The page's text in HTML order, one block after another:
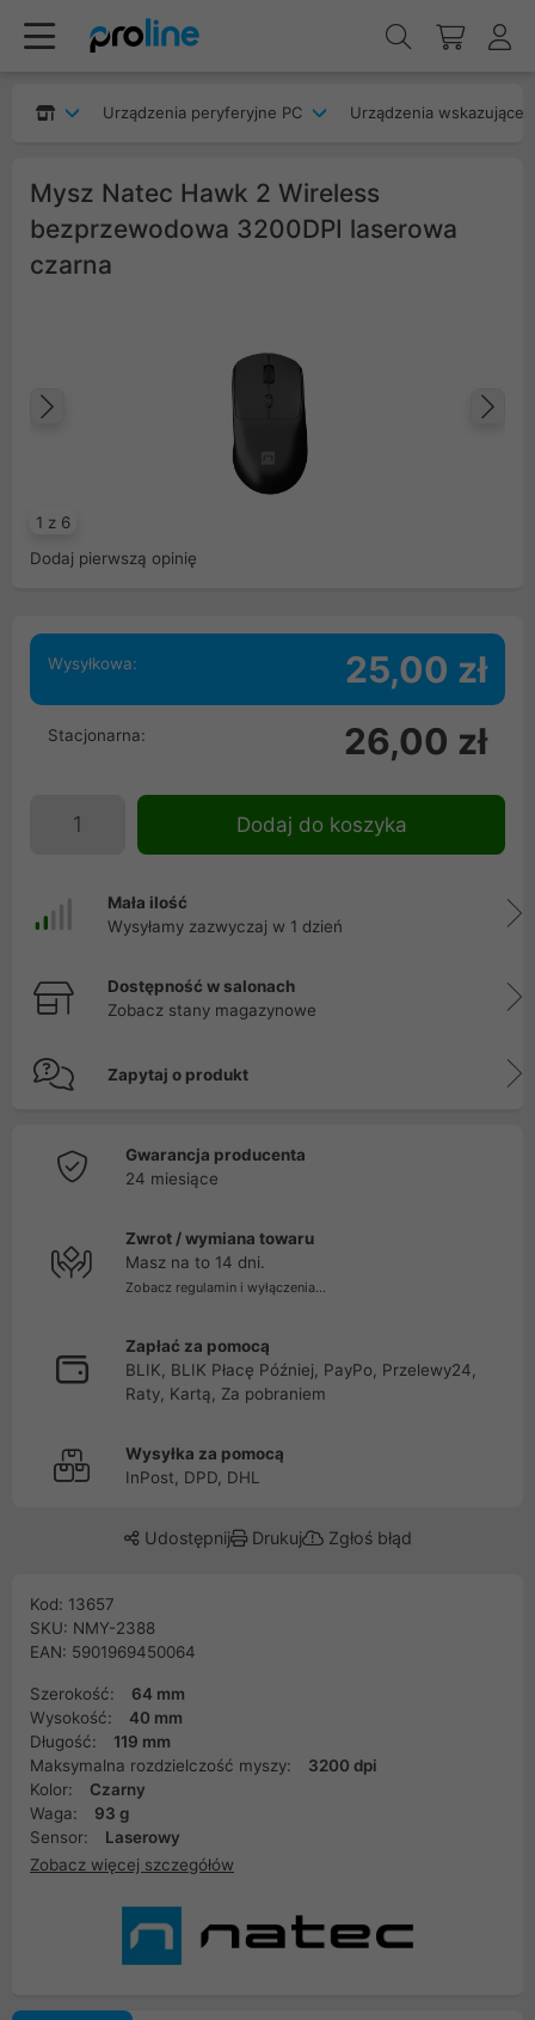
Urządzenia peryferyjne PC Urządzenia wskazujące
Mysz Natec Hawk 2 Wireless
bezprzewodowa 3200DPI laserowa
czarna
1 z 6
Dodaj pierwszą opinię
Wysyłkowa: 25,00 zł
Stacjonarna: 26,00 zł
Dodaj do koszyka
Mała ilość
Wysyłamy zazwyczaj w 1 dzień
Dostępność w salonach
Zobacz stany magazynowe
Zapytaj o produkt
Gwarancja producenta
24 miesiące
Zwrot / wymiana towaru
Masz na to 14 dni.
Zobacz regulamin i wyłączenia...
Zapłać za pomocą
BLIK, BLIK Płacę Później, PayPo, Przelewy24,
Raty, Kartą, Za pobraniem
Wysyłka za pomocą
InPost, DPD, DHL
Udostępnij Drukuj Zgłoś błąd
Kod: 13657
SKU: NMY-2388
EAN: 5901969450064
Szerokość:
64 mm
Wysokość:
40 mm
Długość:
119 mm
Maksymalna rozdzielczość myszy:
3200 dpi
Kolor:
Czarny
Waga:
93 g
Sensor:
Laserowy
Zobacz więcej szczegółów